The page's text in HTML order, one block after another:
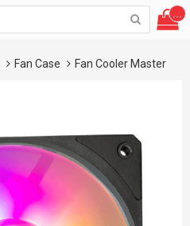
...
Fan Case Fan Cooler Master